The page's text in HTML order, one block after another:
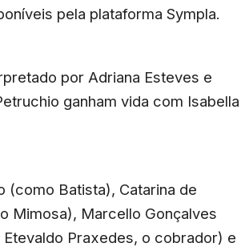
pela plataforma Sympla.
por Adriana Esteves e
ganham vida com Isabella
(como Batista), Catarina de
Mimosa), Marcello Gonçalves
Praxedes, o cobrador) e